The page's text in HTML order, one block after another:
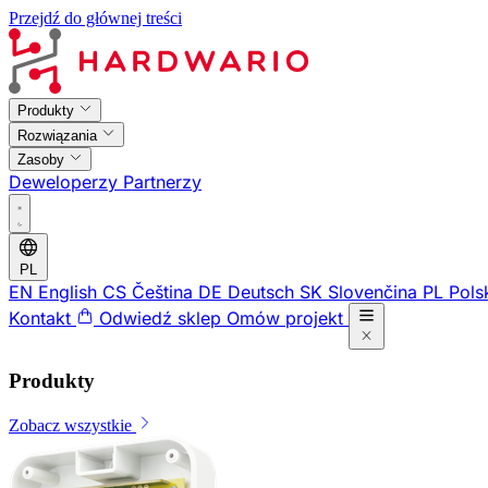
Przejdź do głównej treści
Produkty
Rozwiązania
Zasoby
Deweloperzy Partnerzy
PL
EN English CS Čeština DE Deutsch SK Slovenčina PL
Kontakt
Odwiedź sklep Omów projekt
Produkty
Zobacz wszystkie